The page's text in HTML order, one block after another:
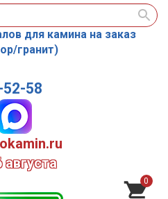
58
августа
для камина на заказ
гранит)
0